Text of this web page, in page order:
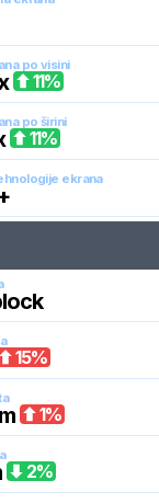
po visini
11%
po širini
11%
ekrana
15%
1%
2%